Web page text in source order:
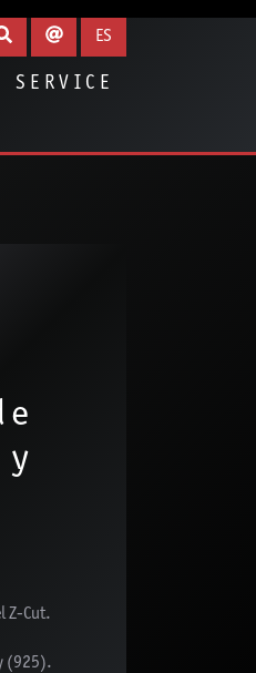
SERVICE
ES
Z-Cut.
(925).